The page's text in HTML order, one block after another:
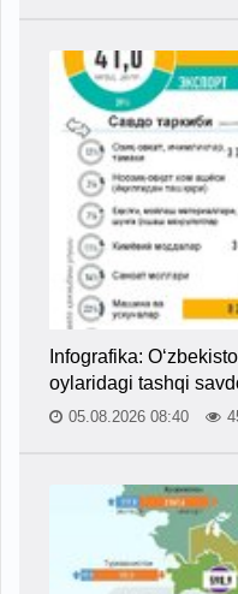
Infografika:
oylaridagi tashqi
05.08.2026 08:40